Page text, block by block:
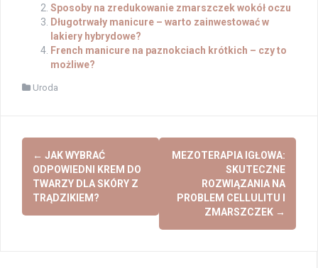
Sposoby na zredukowanie zmarszczek wokół oczu
Długotrwały manicure – warto zainwestować w
lakiery hybrydowe?
French manicure na paznokciach krótkich – czy to
możliwe?
Uroda
Post
navigation
← JAK WYBRAĆ
ODPOWIEDNI KREM DO
TWARZY DLA SKÓRY Z
TRĄDZIKIEM?
MEZOTERAPIA IGŁOWA:
SKUTECZNE
ROZWIĄZANIA NA
PROBLEM CELLULITU I
ZMARSZCZEK →